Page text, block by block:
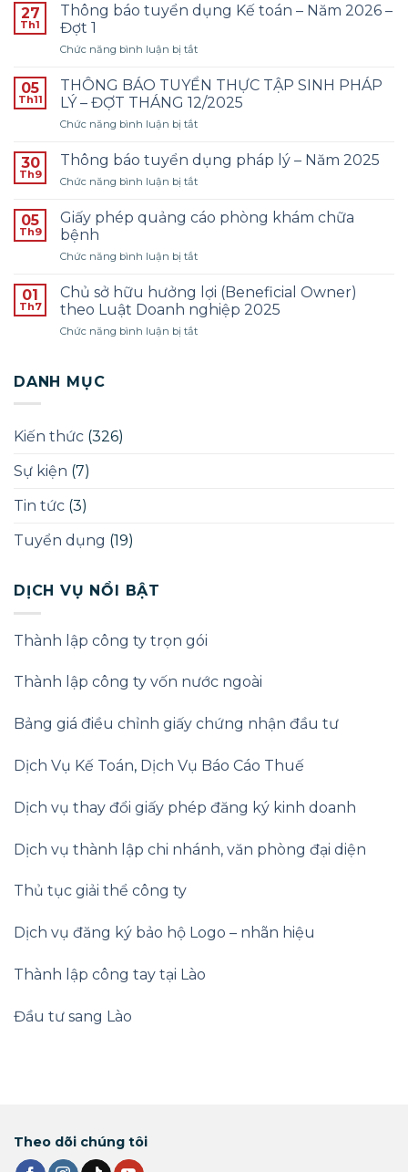
27
Th1
Thông báo tuyển dụng Kế toán – Năm 2026 –
Đợt 1
Chức năng bình luận bị tắtở
báo
tuyển
dụng
Kế
–
Năm
2026
Đợt
05
Th11
THÔNG BÁO TUYỂN THỰC TẬP SINH PHÁP
LÝ – ĐỢT THÁNG 12/2025
Chức năng bình luận bị tắtở
BÁO
TUYỂN
THỰC
SINH
–
THÁNG
12/2025
30
Th9
Thông báo tuyển dụng pháp lý – Năm 2025
Chức năng bình luận bị tắtở
báo
tuyển
pháp
–
Năm
2025
05
Th9
Giấy phép quảng cáo phòng khám chữa
bệnh
Chức năng bình luận bị tắtở
phép
quảng
cáo
phòng
01
Th7
Chủ sở hữu hưởng lợi (Beneficial Owner)
theo Luật Doanh nghiệp 2025
Chức năng bình luận bị tắtở
DANH MỤC
Kiến thức (326)
Sự kiện (7)
Tin tức (3)
Tuyển dụng (19)
DỊCH VỤ NỔI BẬT
Thành lập công ty trọn gói
Thành lập công ty vốn nước ngoài
Bảng giá điều chỉnh giấy chứng nhận đầu tư
Dịch Vụ Kế Toán, Dịch Vụ Báo Cáo Thuế
Dịch vụ thay đổi giấy phép đăng ký kinh doanh
Dịch vụ thành lập chi nhánh, văn phòng đại diện
Thủ tục giải thể công ty
Dịch vụ đăng ký bảo hộ Logo – nhãn hiệu
Thành lập công tay tại Lào
Đầu tư sang Lào
Theo dõi chúng tôi